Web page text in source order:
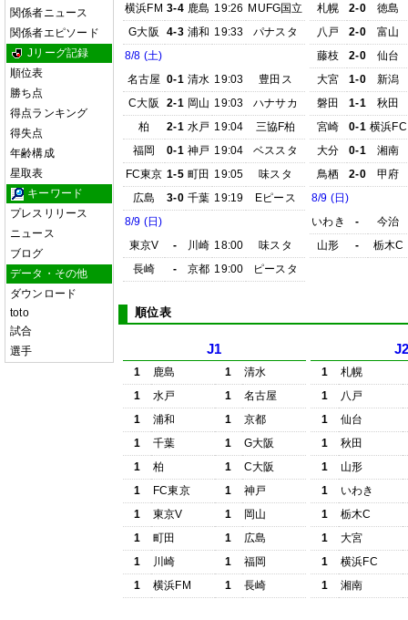
関係者ニュース
関係者エピソード
Jリーグ記録
順位表
勝ち点
得点ランキング
得失点
年齢構成
星取表
キーワード
プレスリリース
ニュース
ブログ
データ・その他
ダウンロード
toto
試合
選手
横浜FM 3-4 鹿島 19:26 MUFG国立
G大阪
4-3 浦和 19:33
パナスタ
8/8 (土)
名古屋 0-1 清水 19:03
豊田ス
C大阪
2-1 岡山 19:03
ハナサカ
柏
2-1 水戸 19:04
三協F柏
福岡
0-1 神戸 19:04
ベススタ
FC東京 1-5 町田 19:05
味スタ
広島
3-0 千葉 19:19
Eピース
8/9 (日)
東京V
- 川崎 18:00
味スタ
長崎
- 京都 19:00 ピースタ
札幌
2-0
徳島
八戸
2-0
富山
藤枝
2-0
仙台
大宮
1-0
新潟
磐田
1-1
秋田
宮崎
0-1 横浜FC
大分
0-1
湘南
鳥栖
2-0
甲府
8/9 (日)
いわき
-
今治
山形
- 栃木C
順位表
J1
1 鹿島 1
清水
1
水戸 1
名古屋
1
浦和 1
京都
1
千葉 1
G大阪
1
柏 1
C大阪
1
FC東京 1
神戸
1
東京V 1
岡山
1
町田 1
広島
1
川崎 1
福岡
1
横浜FM 1 長崎
1
札幌
1
八戸
1
仙台
1
秋田
1
山形
1
いわき
1
栃木C
1
大宮
1
横浜FC
1
湘南